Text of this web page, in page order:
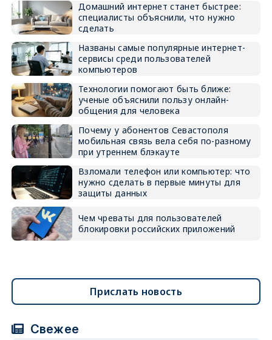
Домашний интернет станет быстрее:
специалисты объяснили, что нужно
сделать
Названы самые популярные интернет-
сервисы среди пользователей
компьютеров
Технологии помогают быть ближе:
ученые объяснили пользу онлайн-
общения для человека
Почему у абонентов Севастополя
мобильная связь вела себя по-разному
при утреннем блэкауте
Взломали телефон или компьютер: что
нужно сделать в первые минуты для
защиты данных
Чем чреваты для пользователей
блокировки российских приложений
Прислать новость
Свежее